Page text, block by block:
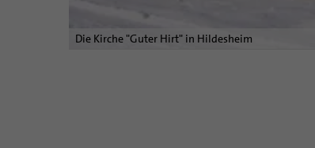
Die Kirche "Guter Hirt" in Hildesheim